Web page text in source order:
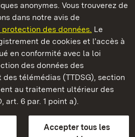
anonymes. Vous trouverez de
dans notre avis de
protection des données. Le
de cookies et l’accès à
en conformité avec la loi
des données des
télémédias (TTDSG), section
au traitement ultérieur des
art. 6 par. 1 point a).
Accepter tous les
Baden‑Württemberg
du Bade-Wurtemberg
Mentions légales
Seiten)